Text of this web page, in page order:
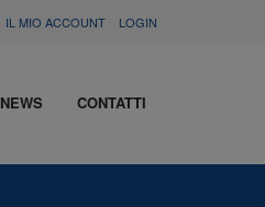
IL MIO ACCOUNT LOGIN
NEWS CONTATTI